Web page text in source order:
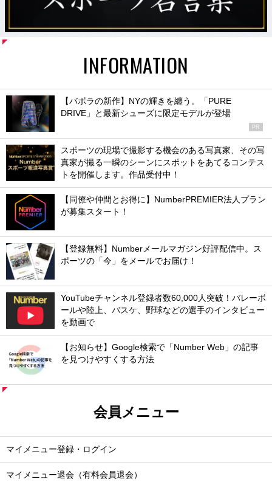
INFORMATION
【バボラの新作】NYの輝きを纏う。「PURE
DRIVE」と最新シューズに限定モデルが登場
PR
スポーツの現場で撮影する機会のある写真家、その写
真家が撮る一瞬のシーンにスポットをあてるコンテス
トを開催します。作品受付中！
【同僚や仲間とお得に】NumberPREMIER法人プラン
が募集スタート！
【登録無料】Numberメールマガジン好評配信中。ス
ポーツの「今」をメールでお届け！
YouTubeチャンネル登録者数60,000人突破！バレーボ
ールや陸上、バスケ、野球などの選手のインタビュー
を動画で
【お知らせ】Google検索で「Number Web」の記事
を見つけやすくする方法
会員メニュー
マイメニュー登録・ログイン
マイメニュー退会（有料会員退会）